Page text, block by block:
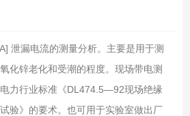
泄漏电流的测量分析。主要是用于测
化锌老化和受潮的程度。现场带电测
力行业标准《DL474.5—92现场绝缘
验》的要术。也可用于实验室做出厂